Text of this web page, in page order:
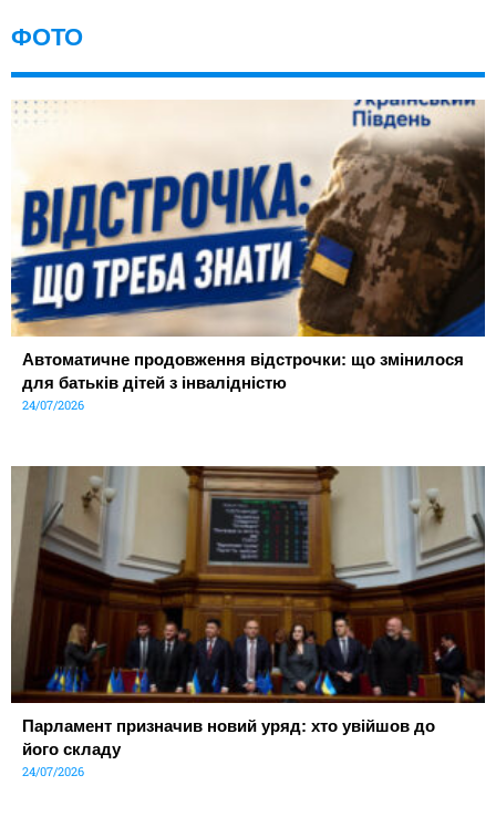
ФОТО
Автоматичне продовження відстрочки: що змінилося
для батьків дітей з інвалідністю
24/07/2026
Парламент призначив новий уряд: хто увійшов до
його складу
24/07/2026